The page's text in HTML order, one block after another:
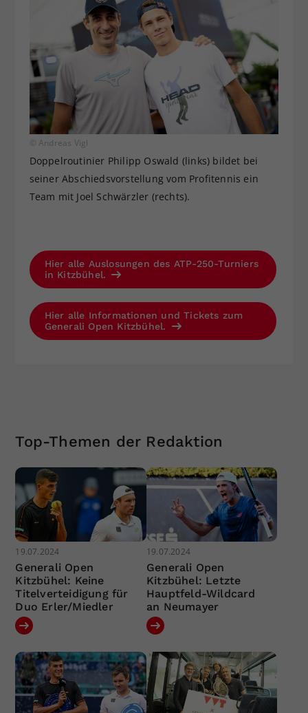
© Andreas Vigl
Doppelroutinier Philipp Oswald (links) bildet bei
seiner Abschiedsvorstellung vom Profitennis ein
Team mit Joel Schwärzler (rechts).
Hier alle Auslosungen des ATP-250-Turniers
in Kitzbühel.
Hier alle Informationen und Tickets zum
Generali Open Kitzbühel.
Top-Themen der Redaktion
19.07.2024
Generali Open
Kitzbühel: Keine
Titelverteidigung für
Duo Erler/Miedler
19.07.2024
Generali Open
Kitzbühel: Letzte
Hauptfeld-Wildcard
an Neumayer